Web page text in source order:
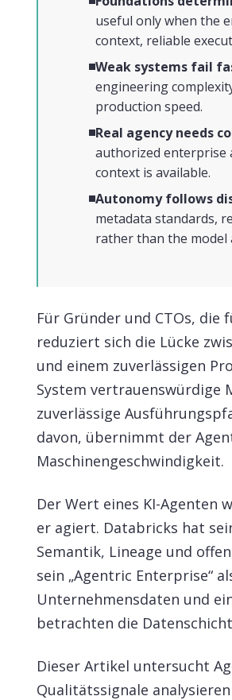
useful only when the
context, reliable
Weak systems fail
engineering
production speed.
Real agency needs
authorized enterprise
context is available.
Autonomy follows
metadata standards,
rather than the model
Für Gründer und CTOs,
reduziert sich die Lücke
und einem zuverlässigen
System vertrauenswürdige
zuverlässige
davon, übernimmt der
Maschinengeschwindigkeit.
Der Wert eines KI-Agenten
er agiert. Databricks hat
Semantik, Lineage und
sein „Agentric Enterprise“
Unternehmensdaten und
betrachten die
Dieser Artikel untersucht
Qualitätssignale